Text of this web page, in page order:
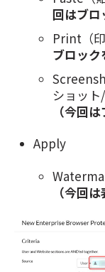
回はブロ
Print（
ブロック
ショット
（今回
Apply
（今回